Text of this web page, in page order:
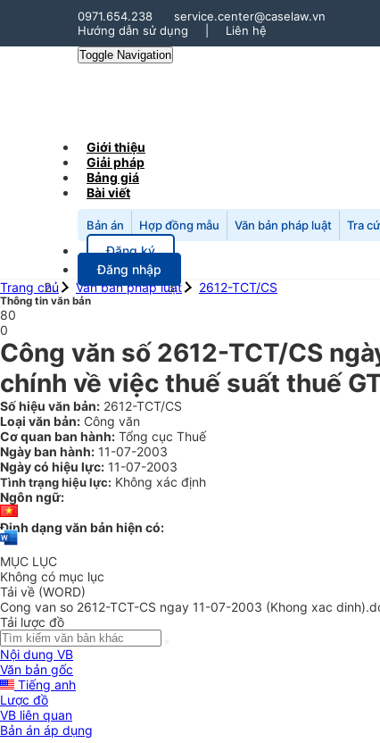
0971.654.238
service.center@caselaw.vn
Hướng dẫn sử dụng
Liên hệ
Toggle Navigation
Giới thiệu
Giải pháp
Bảng giá
Bài viết
Bản án Hợp đồng mẫu Văn bản pháp luật Tra
Đăng ký
Đăng nhập
Trang chủ
Văn bản pháp luật 2612-TCT/CS
Thông tin văn bản
80
0
Công văn số 2612-TCT/CS
chính về việc thuế suất thuế
Số hiệu văn bản: 2612-TCT/CS
Loại văn bản: Công văn
Cơ quan ban hành: Tổng cục Thuế
Ngày ban hành: 11-07-2003
Ngày có hiệu lực: 11-07-2003
Tình trạng hiệu lực: Không xác định
Ngôn ngữ:
Định dạng văn bản hiện có:
MỤC LỤC
Không có mục lục
Tải về (WORD)
Cong van so 2612-TCT-CS ngay 11-07-2003 (Khong xac
Tải lược đồ
Nội dung VB
Văn bản gốc
Tiếng anh
Lược đồ
VB liên quan
Bản án áp dụng